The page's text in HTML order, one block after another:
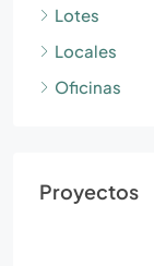
Lotes
Locales
Oficinas
Proyectos